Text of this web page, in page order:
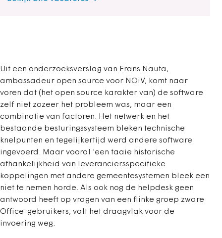
Uit een onderzoeksverslag van Frans Nauta,
ambassadeur open source voor NOiV, komt naar
voren dat (het open source karakter van) de software
zelf niet zozeer het probleem was, maar een
combinatie van factoren. Het netwerk en het
bestaande besturingssysteem bleken technische
knelpunten en tegelijkertijd werd andere software
ingevoerd. Maar vooral 'een taaie historische
afhankelijkheid van leveranciersspecifieke
koppelingen met andere gemeentesystemen bleek een
niet te nemen horde. Als ook nog de helpdesk geen
antwoord heeft op vragen van een flinke groep zware
Office-gebruikers, valt het draagvlak voor de
invoering weg.